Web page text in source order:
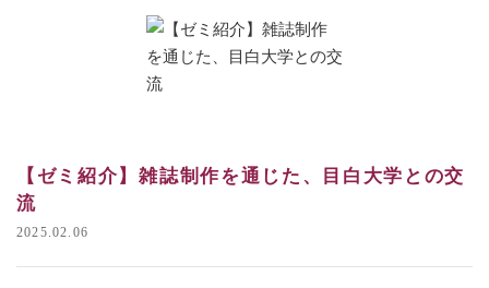
【ゼミ紹介】雑誌制作を通じた、目白大学との交
流
2025.02.06